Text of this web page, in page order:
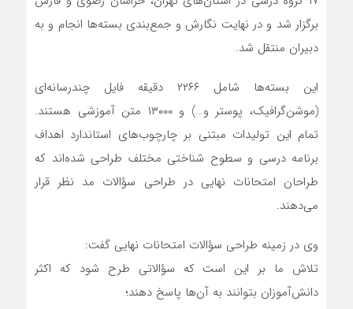
برگزار شد و در نهایت نگارش و جمع‌بندی بسته‌ها انجام و به
دبیران منتقل شد.
این بسته‌ها شامل ۲۲۶۶ دقیقه فایل چندرسانه‌ای
(موشن‌گرافیک، پوستر و…) و ۱۳۰۰۰ متن آموزشی هستند.
تمام این تولیدات مبتنی بر چارچوب‌های استاندارد اهداف
برنامه درسی و سطوح شناختی مختلف طراحی شده‌اند که
طراحان امتحانات نهایی در طراحی سؤالات مد نظر قرار
می‌دهند.
وی در زمینه طراحی سؤالات امتحانات نهایی گفت:
تلاش ما بر این است که سؤالاتی طرح شود که اکثر
دانش‌آموزان بتوانند به آن‌ها پاسخ دهند؛